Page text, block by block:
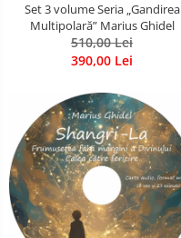
Set 3 volume Seria „Gandirea
Multipolară” Marius Ghidel
510,00 Lei
390,00 Lei